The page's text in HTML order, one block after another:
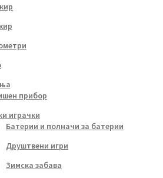
прибор
играчки
Батерии и полначи за батерии
Друштвени игри
Зимска забава